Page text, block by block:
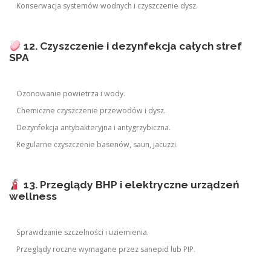
Konserwacja systemów wodnych i czyszczenie dysz.
12. Czyszczenie i dezynfekcja całych stref
SPA
Ozonowanie powietrza i wody.
Chemiczne czyszczenie przewodów i dysz.
Dezynfekcja antybakteryjna i antygrzybiczna.
Regularne czyszczenie basenów, saun, jacuzzi.
13. Przeglądy BHP i elektryczne urządzeń
wellness
Sprawdzanie szczelności i uziemienia.
Przeglądy roczne wymagane przez sanepid lub PIP.